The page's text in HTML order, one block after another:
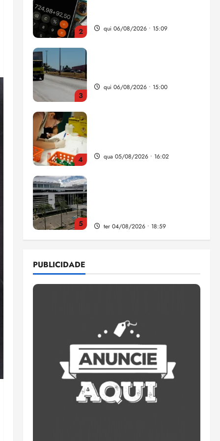
2 qui 06/08/2026 • 15:09
3
qui 06/08/2026 • 15:00
4 qua 05/08/2026 • 16:02
5 ter 04/08/2026 • 18:59
participação
qui 06/08/2026 • 15:18
2
da renda é comprometida
com dívidas
qui 06/08/2026 • 15:09
Entenda o que muda com a
nova Lei do Frete
qui 06/08/2026 • 15:00
PUBLICIDADE